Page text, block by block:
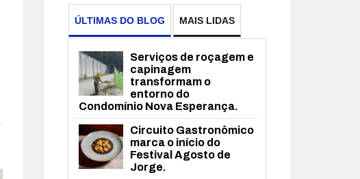
ÚLTIMAS DO BLOG MAIS LIDAS
Serviços de roçagem e
capinagem
transformam o
entorno do
Condomínio Nova Esperança.
Circuito Gastronômico
marca o início do
Festival Agosto de
Jorge.